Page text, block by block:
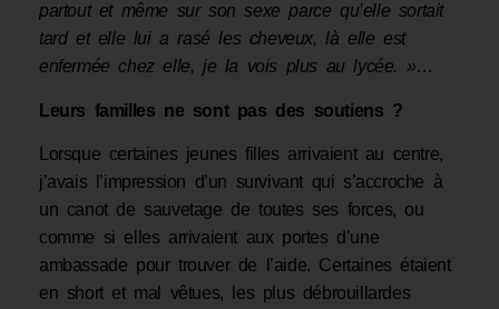
partout et même sur son sexe parce qu’elle sortait
tard et elle lui a rasé les cheveux, là elle est
enfermée chez elle,je la vois plus au lycée. »…
Leurs familles ne sont pas des soutiens ?
Lorsque certaines jeunes filles arrivaient au centre,
j’avais l’impression d’un survivant qui s’accroche à
un canot de sauvetage de toutes ses forces, ou
comme si elles arrivaient aux portes d’une
ambassade pour trouver de l’aide. Certaines étaient
en short et mal vêtues, les plus débrouillardes